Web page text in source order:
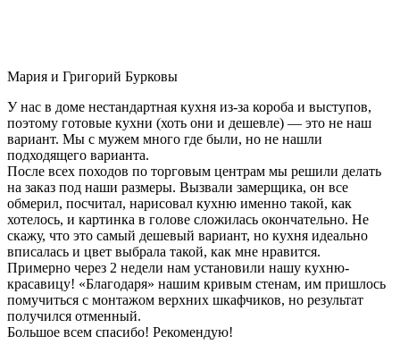
Мария и Григорий Бурковы
У нас в доме нестандартная кухня из-за короба и выступов,
поэтому готовые кухни (хоть они и дешевле) — это не наш
вариант. Мы с мужем много где были, но не нашли
подходящего варианта.
После всех походов по торговым центрам мы решили делать
на заказ под наши размеры. Вызвали замерщика, он все
обмерил, посчитал, нарисовал кухню именно такой, как
хотелось, и картинка в голове сложилась окончательно. Не
скажу, что это самый дешевый вариант, но кухня идеально
вписалась и цвет выбрала такой, как мне нравится.
Примерно через 2 недели нам установили нашу кухню-
красавицу! «Благодаря» нашим кривым стенам, им пришлось
помучиться с монтажом верхних шкафчиков, но результат
получился отменный.
Большое всем спасибо! Рекомендую!